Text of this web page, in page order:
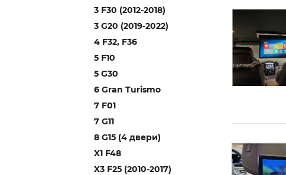
3 F30 (2012-2018)
3 G20 (2019-2022)
4 F32, F36
5 F10
5 G30
6 Gran Turismo
7 F01
7 G11
8 G15 (4 двери)
X1 F48
X3 F25 (2010-2017)